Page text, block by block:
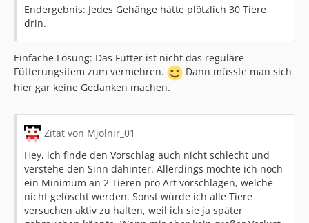
Endergebnis: Jedes Gehänge hätte plötzlich 30 Tiere
drin.
Einfache Lösung: Das Futter ist nicht das reguläre
Fütterungsitem zum vermehren.
Dann müsste man sich
hier gar keine Gedanken machen.
Zitat von Mjolnir_01
Hey, ich finde den Vorschlag auch nicht schlecht und
verstehe den Sinn dahinter. Allerdings möchte ich noch
ein Minimum an 2 Tieren pro Art vorschlagen, welche
nicht gelöscht werden. Sonst würde ich alle Tiere
versuchen aktiv zu halten, weil ich sie ja später